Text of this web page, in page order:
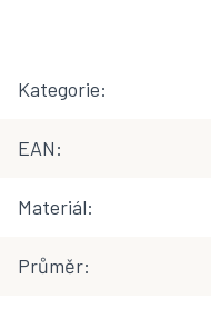
Kategorie:
EAN:
Materiál:
Průměr: